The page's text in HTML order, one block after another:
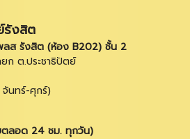
รังสิต
ลส รังสิต (ห้อง B202) ชั้น 2
ก ต.ประชาธิปัตย์
จันทร์-ศุกร์)
ตลอด 24 ชม. ทุกวัน)